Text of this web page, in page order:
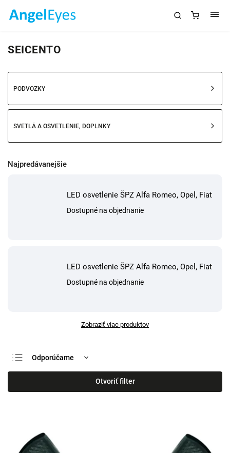
SEICENTO
PODVOZKY
SVETLÁ A OSVETLENIE, DOPLNKY
Najpredávanejšie
LED osvetlenie ŠPZ Alfa Romeo, Opel, Fiat
Dostupné na objednanie
LED osvetlenie ŠPZ Alfa Romeo, Opel, Fiat
Dostupné na objednanie
Zobraziť viac produktov
Odporúčame
Najlacnejšie
Najdrahšie
Otvoriť filter